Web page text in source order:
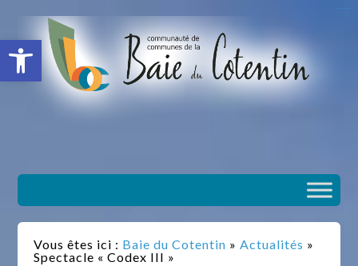
Ouvrir la barre d’outils
Vous êtes ici : Baie du Cotentin »Actualités »
Spectacle « Codex III »